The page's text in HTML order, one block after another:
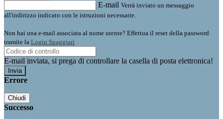
E-mail Verrà inviato un messaggio
all'indirizzo indicato con le istruzioni necessarie.
Non hai una e-mail associata al nome utente? Effettua il reset della password
tramite la Login Spaggiari
E-mail inviata, si prega di controllare la casella di posta elettronica!
Errore
Chiudi
Successo